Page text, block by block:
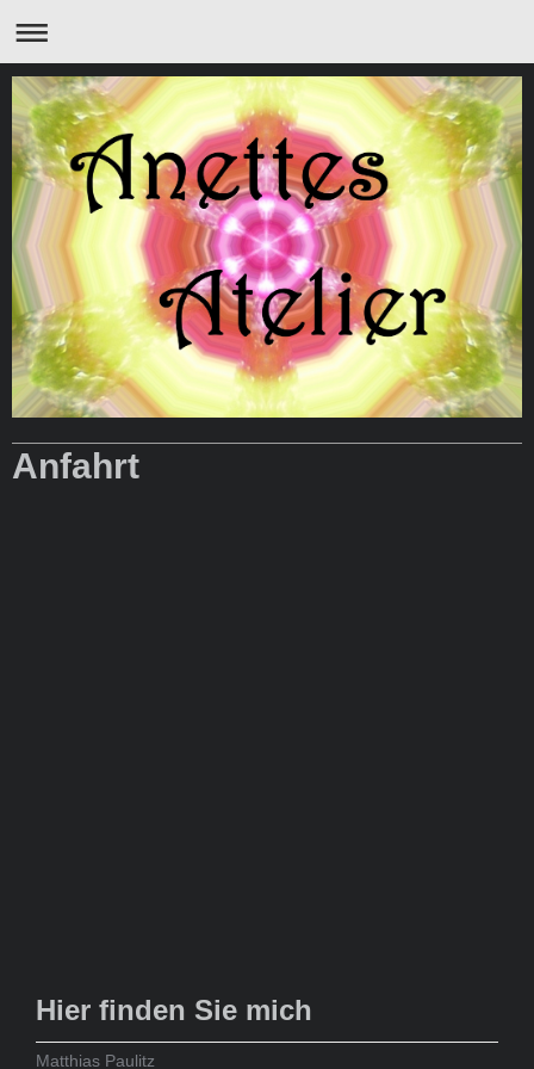
Anfahrt
Hier finden Sie mich
Matthias Paulitz